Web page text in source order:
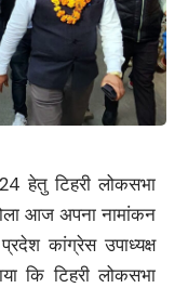
हेतु टिहरी लोकसभा
आज अपना नामांकन
कांग्रेस उपाध्यक्ष
कि टिहरी लोकसभा